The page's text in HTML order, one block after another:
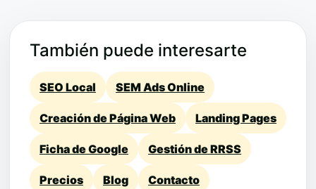
También puede interesarte
SEO Local SEM Ads Online
Creación de Página Web Landing Pages
Ficha de Google Gestión de RRSS
Precios Blog Contacto